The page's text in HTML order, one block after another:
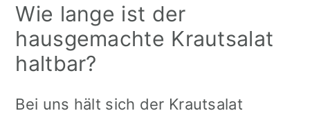
Wie lange ist der
hausgemachte Krautsalat
haltbar?
Bei uns hält sich der Krautsalat